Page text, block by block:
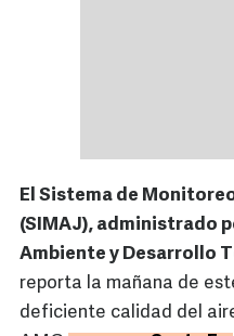
El Sistema de
(SIMAJ), administrado
Ambiente y Desarrollo
reporta la mañana de
deficiente calidad del